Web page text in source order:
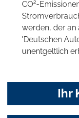
CO2-
werden, der an
'Deutschen
unentgeltlich
Ihr